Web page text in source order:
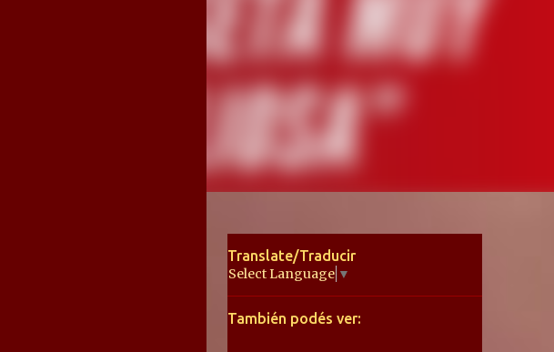
Translate/Traducir
Select Language ▼
También podés ver: